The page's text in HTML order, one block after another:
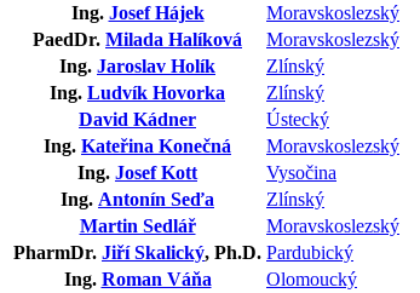
Ing. Josef Hájek Moravskoslezský
PaedDr. Milada Halíková Moravskoslezský
Ing. Jaroslav Holík Zlínský
Ing. Ludvík Hovorka Zlínský
David Kádner
Ústecký
Ing. Kateřina Konečná Moravskoslezský
Ing. Josef Kott Vysočina
Ing. Antonín Seďa Zlínský
Martin Sedlář
Moravskoslezský
PharmDr. Jiří Skalický, Ph.D. Pardubický
Ing. Roman Váňa Olomoucký